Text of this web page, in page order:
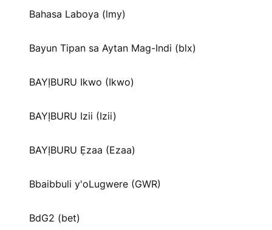
Bahasa Laboya (lmy)
Bayun Tipan sa Aytan Mag-Indi (blx)
BAYỊBURU Ikwo (Ikwo)
BAYỊBURU Izii (Izii)
BAYỊBURU Ẹzaa (Ezaa)
Bbaibbuli y'oLugwere (GWR)
BdG2 (bet)